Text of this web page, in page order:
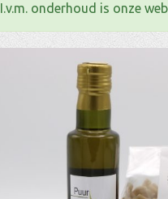
I.v.m. onderhoud is onze